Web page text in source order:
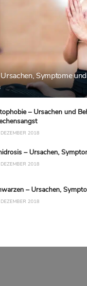
Symptome
– Ursachen und
2018
– Ursachen,
2018
– Ursachen,
2018